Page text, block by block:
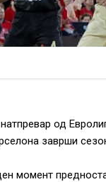
од
заврши
момент